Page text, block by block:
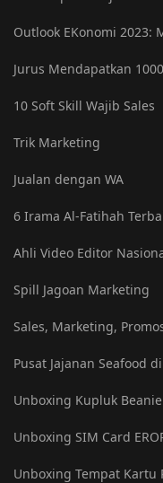
Outlook EKonomi 2023:
Jurus Mendapatkan
10 Soft Skill Wajib Sales
Trik Marketing
Jualan dengan WA
6 Irama Al-Fatihah
Ahli Video Editor
Spill Jagoan Marketing
Sales, Marketing,
Pusat Jajanan Seafood
Unboxing Kupluk
Unboxing SIM Card
Unboxing Tempat Kartu